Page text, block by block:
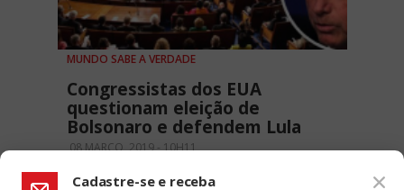
MUNDO SABE A VERDADE
Congressistas dos EUA
questionam eleição de
Bolsonaro e defendem Lula
08 MARÇO, 2019 - 10H11
Cadastre-se e receba